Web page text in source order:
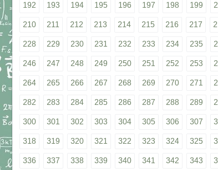
192 193 194 195 196 197 198 199
210 211 212 213 214 215 216 217
228 229 230 231 232 233 234 235
246 247 248 249 250 251 252 253
264 265 266 267 268 269 270 271
282 283 284 285 286 287 288 289
300 301 302 303 304 305 306 307
318 319 320 321 322 323 324 325
336 337 338 339 340 341 342 343